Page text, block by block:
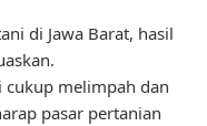
di Jawa Barat, hasil
cukup melimpah dan
pasar pertanian